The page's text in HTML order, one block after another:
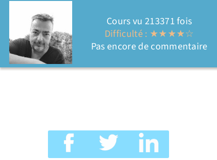
Cours vu 213371 fois
Difficulté : ★★★★☆
Pas encore de commentaire